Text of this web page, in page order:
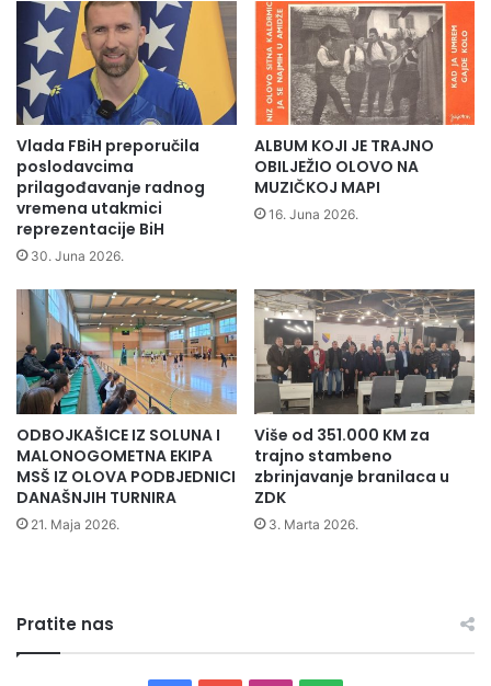
Vlada FBiH preporučila
poslodavcima
prilagođavanje radnog
vremena utakmici
reprezentacije BiH
30. Juna 2026.
ALBUM KOJI JE TRAJNO
OBILJEŽIO OLOVO NA
MUZIČKOJ MAPI
16. Juna 2026.
ODBOJKAŠICE IZ SOLUNA I
MALONOGOMETNA EKIPA
MSŠ IZ OLOVA PODBJEDNICI
DANAŠNJIH TURNIRA
21. Maja 2026.
Više od 351.000 KM za
trajno stambeno
zbrinjavanje branilaca u
ZDK
3. Marta 2026.
Pratite nas